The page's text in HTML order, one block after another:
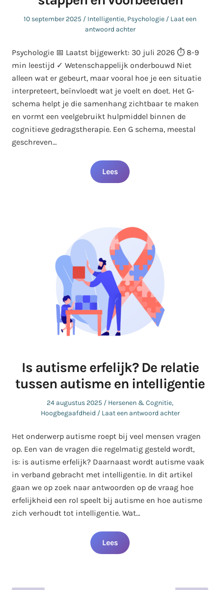
Geplaatst
10 september 2025
Geplaatst
in
Intelligentie, Psychologie
Laat een
antwoord achter
Psychologie 📅 Laatst bijgewerkt: 30 juli 2026 ⏱️ 8-9
min leestijd ✓ Wetenschappelijk onderbouwd Niet
alleen wat er gebeurt, maar vooral hoe je een situatie
interpreteert, beïnvloedt wat je voelt en doet. Het G-
schema helpt je die samenhang zichtbaar te maken
en vormt een veelgebruikt hulpmiddel binnen de
cognitieve gedragstherapie. Een G schema, meestal
geschreven…
Lees
Is autisme erfelijk? De relatie
tussen autisme en intelligentie
Geplaatst
op
24 augustus 2025
Geplaatst
in
Hersenen & Cognitie,
Hoogbegaafdheid
Laat een antwoord achter
Het onderwerp autisme roept bij veel mensen vragen
op. Een van de vragen die regelmatig gesteld wordt,
is: is autisme erfelijk? Daarnaast wordt autisme vaak
in verband gebracht met intelligentie. In dit artikel
gaan we op zoek naar antwoorden op de vraag hoe
erfelijkheid een rol speelt bij autisme en hoe autisme
zich verhoudt tot intelligentie. Wat…
Lees